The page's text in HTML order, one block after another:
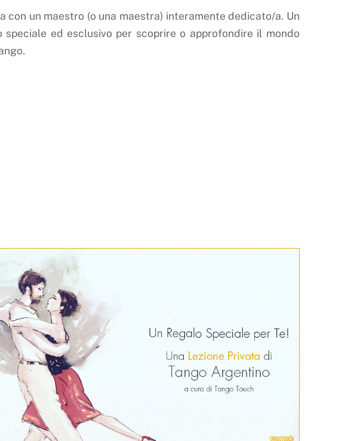
con un maestro (o una maestra) interamente dedicato/a. Un
speciale ed esclusivo per scoprire o approfondire il mondo